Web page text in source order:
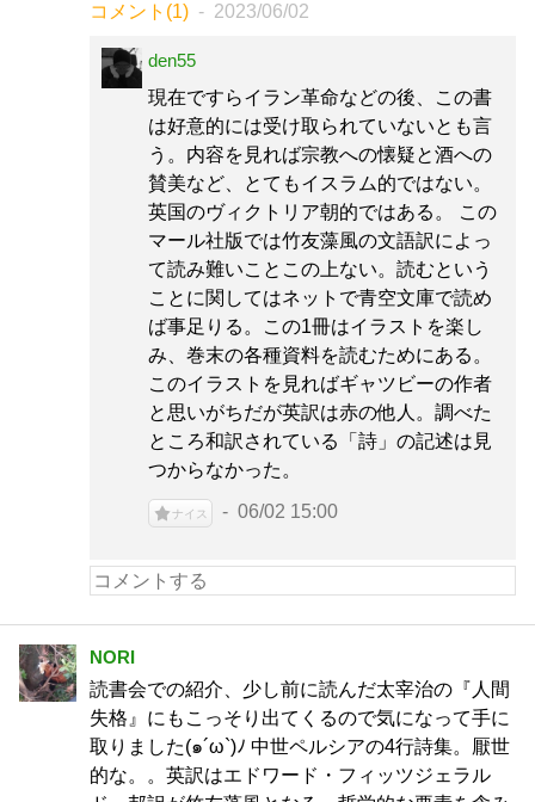
コメント(1) 2023/06/02
den55
現在ですらイラン革命などの後、この書
は好意的には受け取られていないとも言
う。内容を見れば宗教への懐疑と酒への
賛美など、とてもイスラム的ではない。
英国のヴィクトリア朝的ではある。 この
マール社版では竹友藻風の文語訳によっ
て読み難いことこの上ない。読むという
ことに関してはネットで青空文庫で読め
ば事足りる。この1冊はイラストを楽し
み、巻末の各種資料を読むためにある。
このイラストを見ればギャツビーの作者
と思いがちだが英訳は赤の他人。調べた
ところ和訳されている「詩」の記述は見
つからなかった。
ナイス 06/02 15:00
NORI
読書会での紹介、少し前に読んだ太宰治の『人間
失格』にもこっそり出てくるので気になって手に
取りました(๑´ω`)ﾉ 中世ペルシアの4行詩集。厭世
的な。。英訳はエドワード・フィッツジェラル